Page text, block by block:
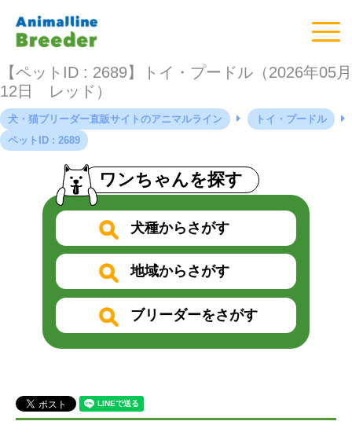
【ペットID : 2689】トイ・プードル（2026年05月
12日 レッド）
犬・猫ブリーダー直販サイトのアニマルライン
トイ・プードル
ペットID : 2689
ワンちゃんを探す
犬種からさがす
地域からさがす
ブリーダーをさがす